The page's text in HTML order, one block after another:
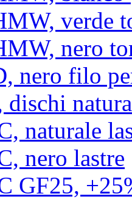
verde
nero
nero filo
dischi
naturale
nero lastre
GF25,